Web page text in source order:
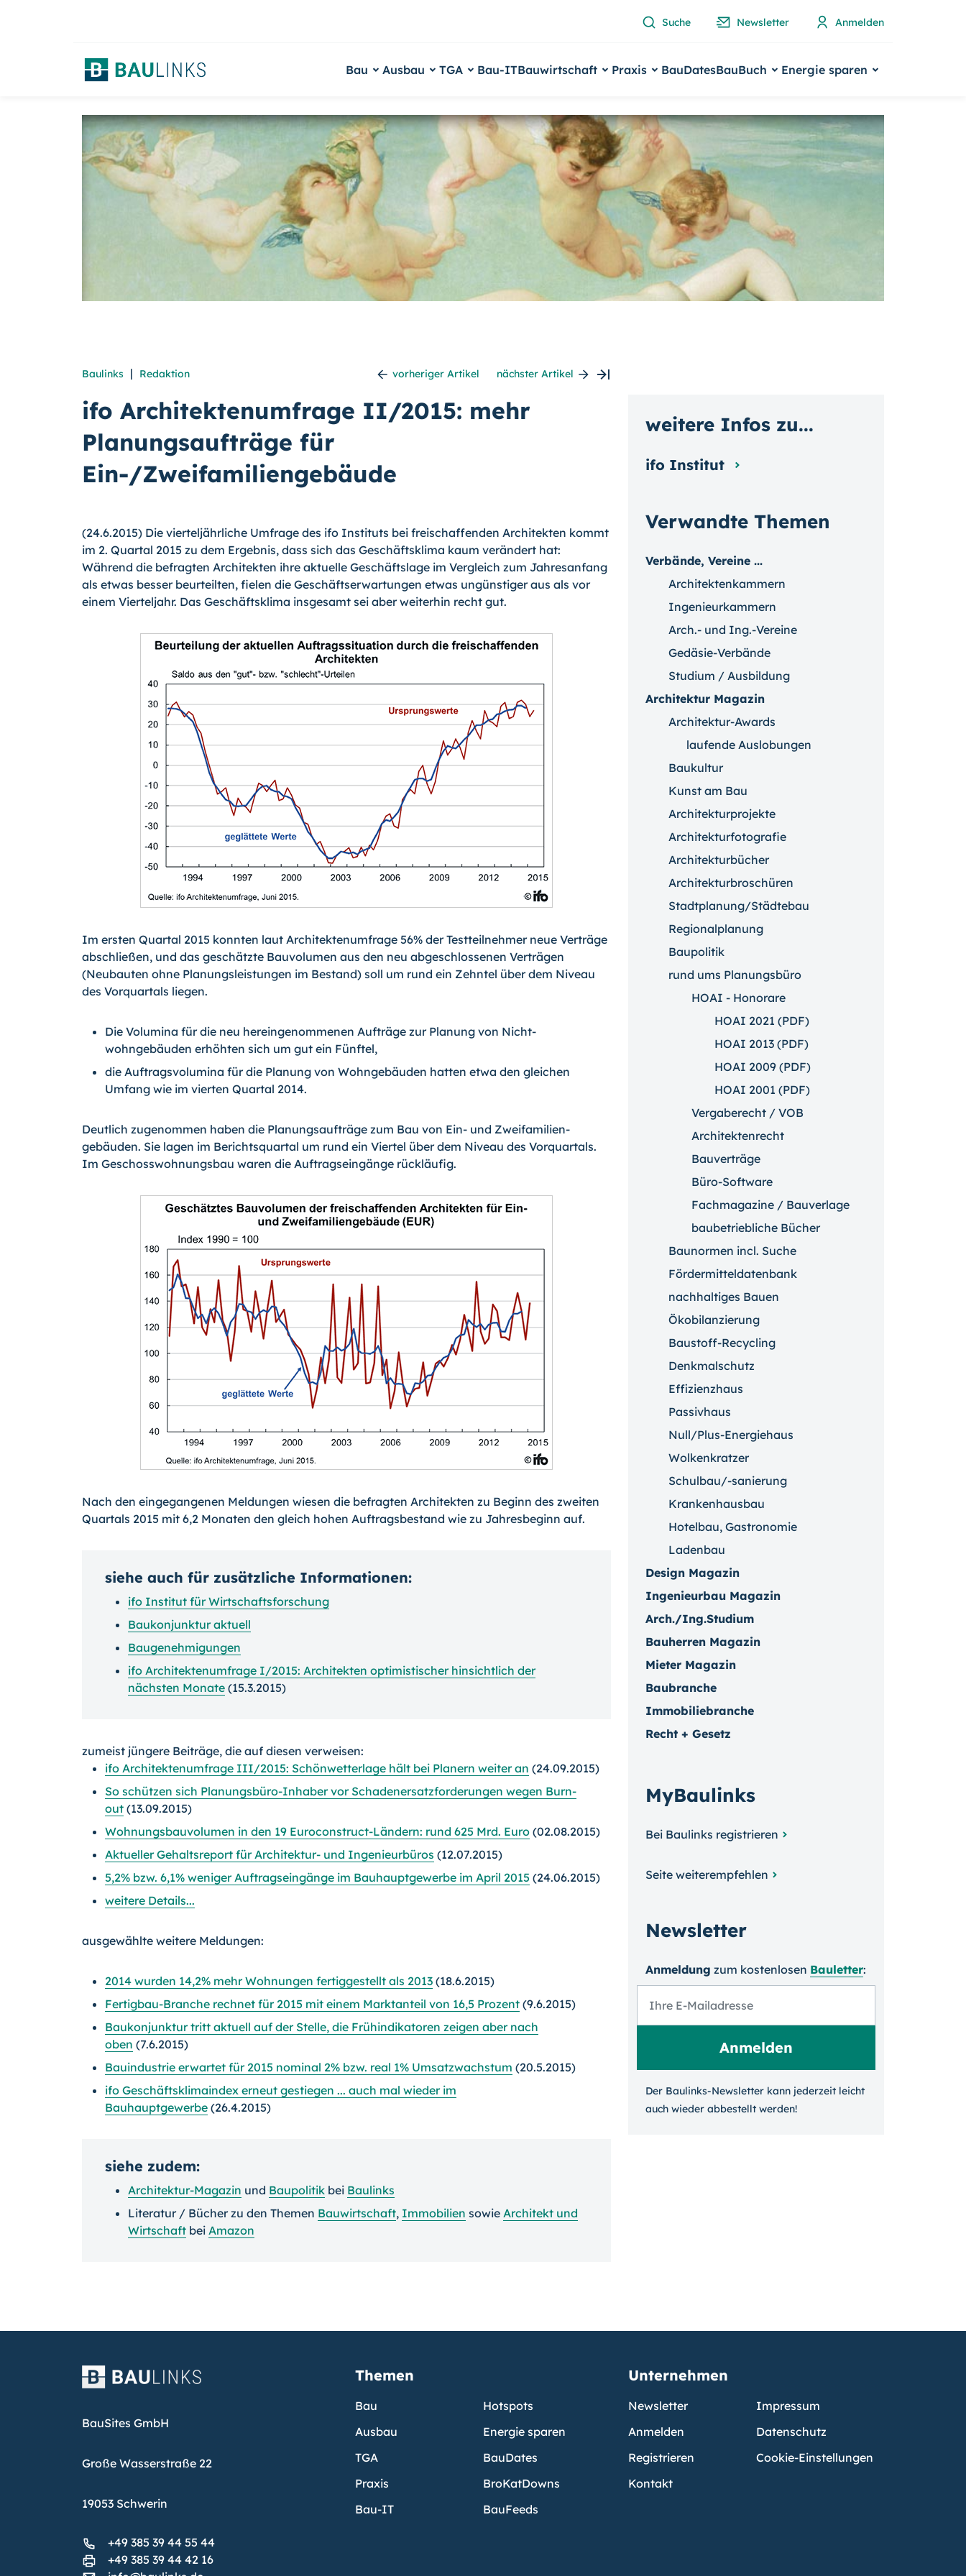
Suche Newsletter Anmelden
Bau Ausbau TGA Bau-ITBauwirtschaft Praxis BauDatesBauBuch Energie sparen
Baulinks | Redaktion vorheriger Artikel nächster Artikel
ifo Architektenumfrage II/2015: mehr
Planungsaufträge für
Ein-/Zweifamiliengebäude
(24.6.2015) Die vierteljährliche Umfrage des ifo Instituts bei freischaffenden Architek­ten kommt
im 2. Quartal 2015 zu dem Ergebnis, dass sich das Geschäftsklima kaum verändert hat:
Während die befragten Architekten ihre aktuelle Geschäftslage im Ver­gleich zum Jahresanfang
als etwas besser beurteilten, fielen die Geschäftserwartun­gen etwas ungünstiger aus als vor
einem Vierteljahr. Das Geschäftsklima insgesamt sei aber weiterhin recht gut.
Im ersten Quartal 2015 konnten laut Architektenumfrage 56% der Testteilnehmer neue Verträge
abschließen, und das geschätzte Bauvolumen aus den neu abgeschlos­senen Verträgen
(Neubauten ohne Planungsleistungen im Bestand) soll um rund ein Zehntel über dem Niveau
des Vorquartals liegen.
Die Volumina für die neu hereingenommenen Aufträge zur Planung von Nicht­
wohngebäuden erhöhten sich um gut ein Fünftel,
die Auftragsvolumina für die Planung von Wohngebäuden hatten etwa den gleichen
Umfang wie im vierten Quartal 2014.
Deutlich zugenommen haben die Planungsaufträge zum Bau von Ein- und Zweifamilien­
gebäuden. Sie lagen im Berichtsquartal um rund ein Viertel über dem Niveau des Vor­quartals.
Im Geschosswohnungsbau waren die Auftragseingänge rückläufig.
Nach den eingegangenen Meldungen wiesen die befragten Architekten zu Beginn des zweiten
Quartals 2015 mit 6,2 Monaten den gleich hohen Auftragsbestand wie zu Jah­resbeginn auf.
siehe auch für zusätzliche Informationen:
ifo Institut für Wirtschaftsforschung
Baukonjunktur aktuell
Baugenehmigungen
ifo Architektenumfrage I/2015: Architekten optimistischer hinsichtlich der
nächsten Monate (15.3.2015)
zumeist jüngere Beiträge, die auf diesen verweisen:
ifo Architektenumfrage III/2015: Schönwetterlage hält bei Planern weiter an (24.09.2015)
So schützen sich Planungsbüro-Inhaber vor Schadenersatzforderungen wegen Burn-
out (13.09.2015)
Wohnungsbauvolumen in den 19 Euroconstruct-Ländern: rund 625 Mrd. Euro (02.08.2015)
Aktueller Gehaltsreport für Architektur- und Ingenieurbüros (12.07.2015)
5,2% bzw. 6,1% weniger Auftragseingänge im Bauhauptgewerbe im April 2015 (24.06.2015)
weitere Details...
ausgewählte weitere Meldungen:
2014 wurden 14,2% mehr Wohnungen fertiggestellt als 2013 (18.6.2015)
Fertigbau-Branche rechnet für 2015 mit einem Marktanteil von 16,5 Prozent (9.6.2015)
Baukonjunktur tritt aktuell auf der Stelle, die Frühindikatoren zeigen aber nach
oben (7.6.2015)
Bauindustrie erwartet für 2015 nominal 2% bzw. real 1% Umsatzwachstum (20.5.2015)
ifo Geschäftsklimaindex erneut gestiegen ... auch mal wieder im
Bauhauptgewerbe (26.4.2015)
siehe zudem:
Architektur-Magazin und Baupolitik bei Baulinks
Literatur / Bücher zu den Themen Bauwirtschaft, Immobilien sowie Architekt und
Wirtschaft bei Amazon
Verwandte Themen
Verbände, Vereine ...
Architektenkammern
Ingenieurkammern
Arch.- und Ing.-Vereine
Gedäsie-Verbände
Studium / Ausbildung
Architektur Magazin
Architektur-Awards
laufende Auslobungen
Baukultur
Kunst am Bau
Architekturprojekte
Architekturfotografie
Architekturbücher
Architekturbroschüren
Stadtplanung/Städtebau
Regionalplanung
Baupolitik
rund ums Planungsbüro
HOAI - Honorare
HOAI 2021 (PDF)
HOAI 2013 (PDF)
HOAI 2009 (PDF)
HOAI 2001 (PDF)
Vergaberecht / VOB
Architektenrecht
Bauverträge
Büro-Software
Fachmagazine / Bauverlage
baubetriebliche Bücher
Baunormen incl. Suche
Fördermitteldatenbank
nachhaltiges Bauen
Ökobilanzierung
Baustoff-Recycling
Denkmalschutz
Effizienzhaus
Passivhaus
Null/Plus-Energiehaus
Wolkenkratzer
Schulbau/-sanierung
Krankenhausbau
Hotelbau, Gastronomie
Ladenbau
Design Magazin
Ingenieurbau Magazin
Arch./Ing.Studium
Bauherren Magazin
Mieter Magazin
Baubranche
Immobiliebranche
Recht + Gesetz
MyBaulinks
Bei Baulinks registrieren
Seite weiterempfehlen
Newsletter
Anmeldung zum kosten­losen Bauletter:
Der Baulinks-Newsletter kann jeder­zeit leicht
auch wieder ab­bestellt werden!
weitere Infos zu...
ifo Institut
BauSites GmbH
Große Wasserstraße 22
19053 Schwerin
+49 385 39 44 55 44
+49 385 39 44 42 16
Themen
Bau
Ausbau
TGA
Praxis
Bau-IT
Hotspots
Energie sparen
BauDates
BroKatDowns
BauFeeds
Unternehmen
Newsletter
Anmelden
Registrieren
Kontakt
Impressum
Datenschutz
Cookie-Einstellungen